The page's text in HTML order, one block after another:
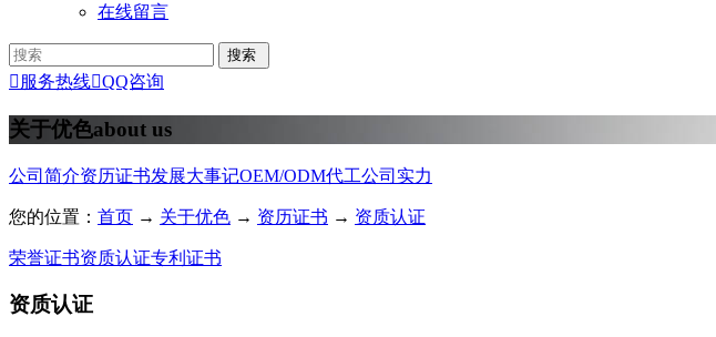
在线留言
 服务热线QQ咨询
关于优色about us
公司简介资历证书发展大事记OEM/ODM代工公司实力
您的位置： 首页 → 关于优色 → 资历证书 → 资质认证
荣誉证书资质认证专利证书
资质认证